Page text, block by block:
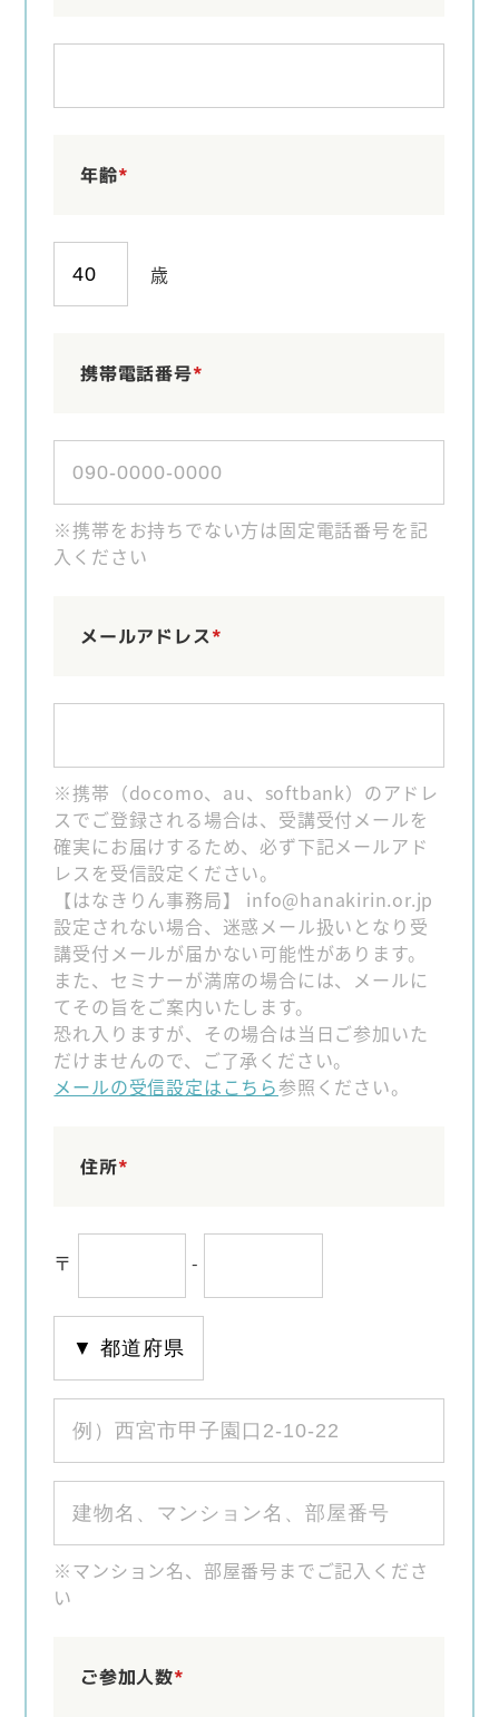
年齢*
歳
携帯電話番号*
※携帯をお持ちでない方は固定電話番号を記
入ください
メールアドレス*
※携帯（docomo、au、softbank）のアドレ
スでご登録される場合は、受講受付メールを
確実にお届けするため、必ず下記メールアド
レスを受信設定ください。
【はなきりん事務局】 info@hanakirin.or.jp
設定されない場合、迷惑メール扱いとなり受
講受付メールが届かない可能性があります。
また、セミナーが満席の場合には、メールに
てその旨をご案内いたします。
恐れ入りますが、その場合は当日ご参加いた
だけませんので、ご了承ください。
メールの受信設定はこちら参照ください。
住所*
〒 -
※マンション名、部屋番号までご記入くださ
い
ご参加人数*